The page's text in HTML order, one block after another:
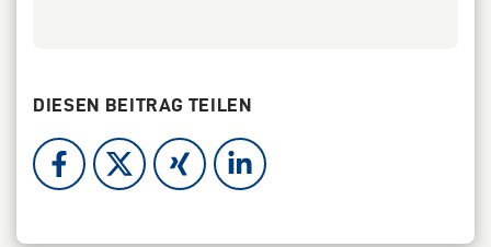
DIESEN BEITRAG TEILEN